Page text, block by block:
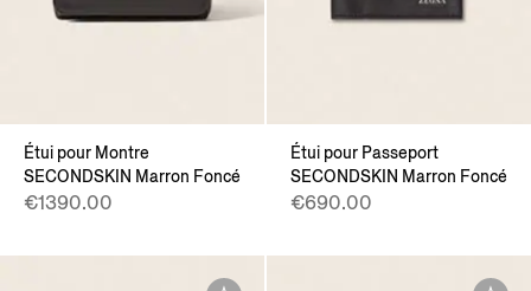
Étui pour Montre
SECONDSKIN Marron Foncé
€1390.00
Étui pour Passeport
SECONDSKIN Marron Foncé
€690.00